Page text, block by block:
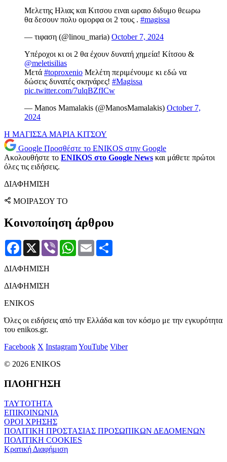
Μελετης Ηλιας και Κιτσου ειναι ωραιο διδυμο θεωρω
θα δεσουν πολυ ομορφα οι 2 τους . #magissa
— τιφαση (@linou_maria) October 7, 2024
Υπέροχοι κι οι 2 θα έχουν δυνατή χημεία! Κίτσου &
@meletisilias
Μετά #toproxenio Μελέτη περιμένουμε κι εδώ να
δώσεις δυνατές σκηνάρες! #Magissa
pic.twitter.com/7ulqBZfICw
— Manos Mamalakis (@ManosMamalakis) October 7,
2024
Η ΜΑΓΙΣΣΑ ΜΑΡΙΑ ΚΙΤΣΟΥ
Google Προσθέστε το ENIKOS στην Google
Ακολουθήστε το ENIKOS στο Google News και μάθετε πρώτοι
όλες τις ειδήσεις.
ΔΙΑΦΗΜΙΣΗ
ΜΟΙΡΑΣΟΥ ΤΟ
Κοινοποίηση άρθρου
Facebook
X Viber WhatsApp
Email
ΔΙΑΦΗΜΙΣΗ
ΔΙΑΦΗΜΙΣΗ
ENIKOS
Όλες οι ειδήσεις από την Ελλάδα και τον κόσμο με την εγκυρότητα
του enikos.gr.
Facebook X InstagramYouTube Viber
© 2026 ENIKOS
ΠΛΟΗΓΗΣΗ
ΤΑΥΤΟΤΗΤΑ
ΕΠΙΚΟΙΝΩΝΙΑ
ΟΡΟΙ ΧΡΗΣΗΣ
ΠΟΛΙΤΙΚΗ ΠΡΟΣΤΑΣΙΑΣ ΠΡΟΣΩΠΙΚΩΝ ΔΕΔΟΜΕΝΩΝ
ΠΟΛΙΤΙΚΗ COOKIES
Κρατική Διαφήμιση